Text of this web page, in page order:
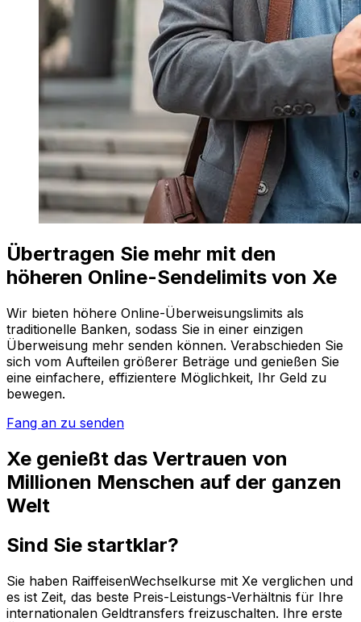
Übertragen Sie mehr mit den
höheren Online-Sendelimits von Xe
Wir bieten höhere Online-Überweisungslimits als
traditionelle Banken, sodass Sie in einer einzigen
Überweisung mehr senden können. Verabschieden Sie
sich vom Aufteilen größerer Beträge und genießen Sie
eine einfachere, effizientere Möglichkeit, Ihr Geld zu
bewegen.
Fang an zu senden
Xe genießt das Vertrauen von
Millionen Menschen auf der ganzen
Welt
Sind Sie startklar?
Sie haben RaiffeisenWechselkurse mit Xe verglichen und
es ist Zeit, das beste Preis-Leistungs-Verhältnis für Ihre
internationalen Geldtransfers freizuschalten. Ihre erste